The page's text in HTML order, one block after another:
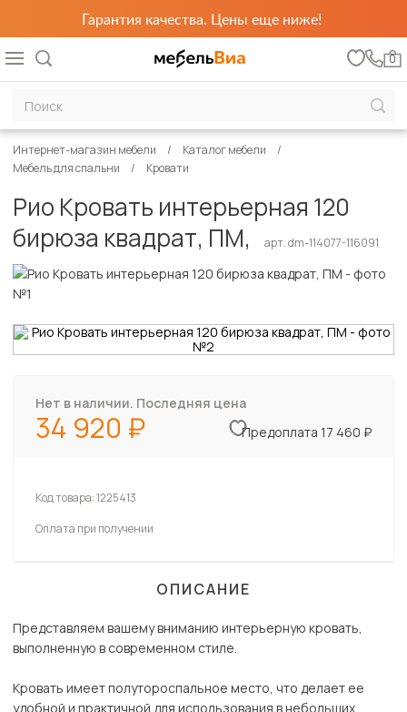
Гарантия качества. Цены еще ниже!
0
Интернет-магазин мебели
Каталог мебели
Мебель для спальни
Кровати
Рио Кровать интерьерная 120
бирюза квадрат, ПМ,
арт. dm-114077-116091
Нет в наличии. Последняя цена
34 920 Предоплата 17 460 ₽
Код товара:1225413
Оплата при получении
ОПИСАНИЕ
Представляем вашему вниманию интерьерную кровать,
выполненную в современном стиле.
Кровать имеет полутороспальное место, что делает ее
удобной и практичной для использования в небольших